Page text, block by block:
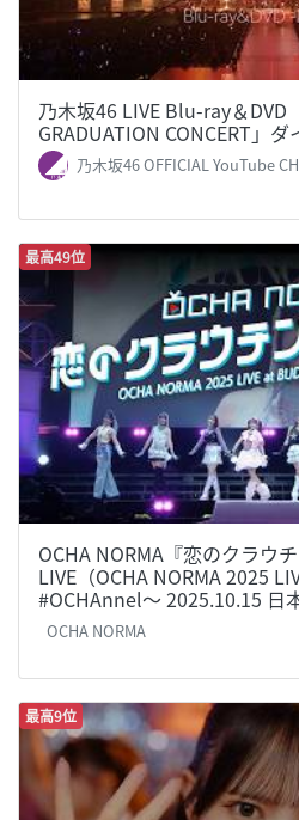
乃木坂46 LIVE Blu-ray＆DVD
GRADUATION CONCERT」
乃木坂46 OFFICIAL YouTube
最高49位
OCHA NORMA『恋のクラウ
LIVE（OCHA NORMA 2025
#OCHAnnel〜 2025.10.15 日
OCHA NORMA
最高9位